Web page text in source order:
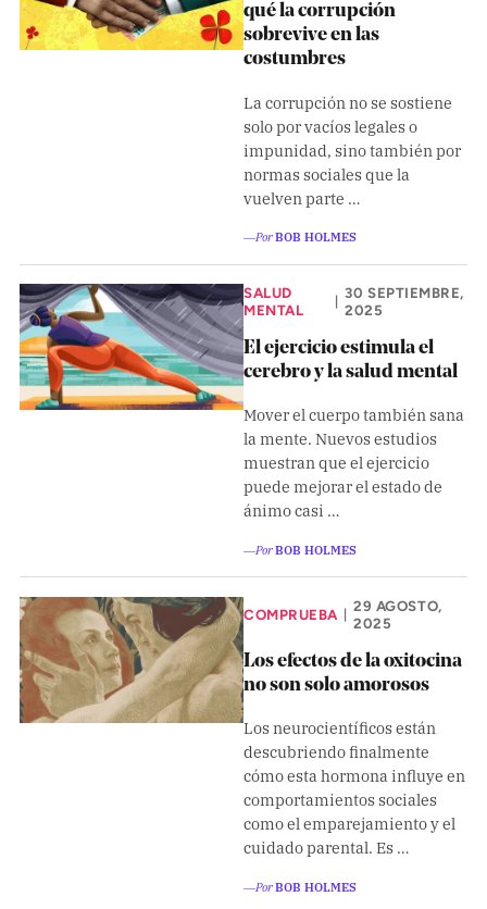
Entrevistas
Opinión
Pon tu lupa sobre lo
que importa
Dona aquí
Enviar
qué la corrupción
sobrevive en las
costumbres
La corrupción no se sostiene
solo por vacíos legales o
impunidad, sino también por
normas sociales que la
vuelven parte …
―PorBOB HOLMES
SALUD
MENTAL
| 30 SEPTIEMBRE,
2025
El ejercicio estimula el
cerebro y la salud mental
Mover el cuerpo también sana
la mente. Nuevos estudios
muestran que el ejercicio
puede mejorar el estado de
ánimo casi …
―PorBOB HOLMES
COMPRUEBA | 29 AGOSTO,
2025
Los efectos de la oxitocina
no son solo amorosos
Los neurocientíficos están
descubriendo finalmente
cómo esta hormona influye en
comportamientos sociales
como el emparejamiento y el
cuidado parental. Es …
―PorBOB HOLMES